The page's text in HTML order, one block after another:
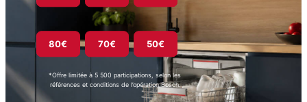
80€ 70€ 50€
*Offre limitée à 5 500 participations, selon les
références et conditions de l’opération Bosch.